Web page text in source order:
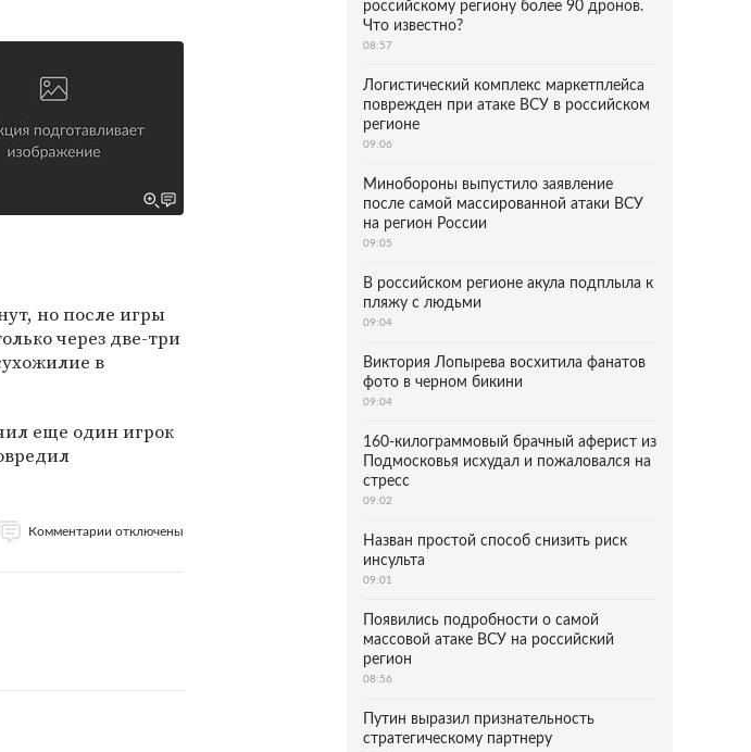
но после игры
через две-три
в
еще один игрок
Комментарии отключены
российскому региону более 90 дронов.
Что известно?
08:57
Логистический комплекс маркетплейса
поврежден при атаке ВСУ в российском
регионе
09:06
Минобороны выпустило заявление
после самой массированной атаки ВСУ
на регион России
09:05
В российском регионе акула подплыла к
пляжу с людьми
09:04
Виктория Лопырева восхитила фанатов
фото в черном бикини
09:04
160-килограммовый брачный аферист из
Подмосковья исхудал и пожаловался на
стресс
09:02
Назван простой способ снизить риск
инсульта
09:01
Появились подробности о самой
массовой атаке ВСУ на российский
регион
08:56
Путин выразил признательность
стратегическому партнеру